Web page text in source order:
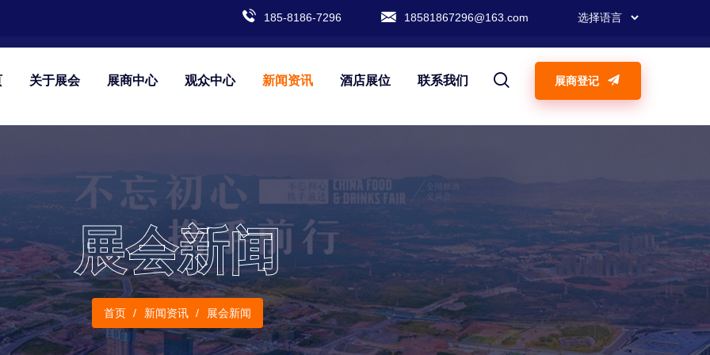
185-8186-7296 18581867296@163.com
关于展会 展商中心 观众中心 新闻资讯 酒店展位 联系我们 展商登记
展会新闻
首页 新闻资讯 展会新闻